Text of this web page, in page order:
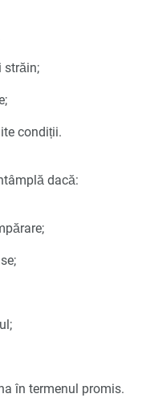
străin;
condiții.
dacă:
în termenul promis.